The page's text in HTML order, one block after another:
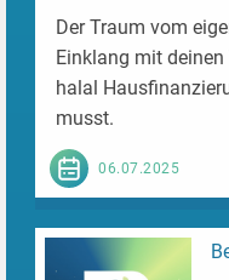
Der Traum vom
Einklang mit deinen
halal
musst.
06.07.2025